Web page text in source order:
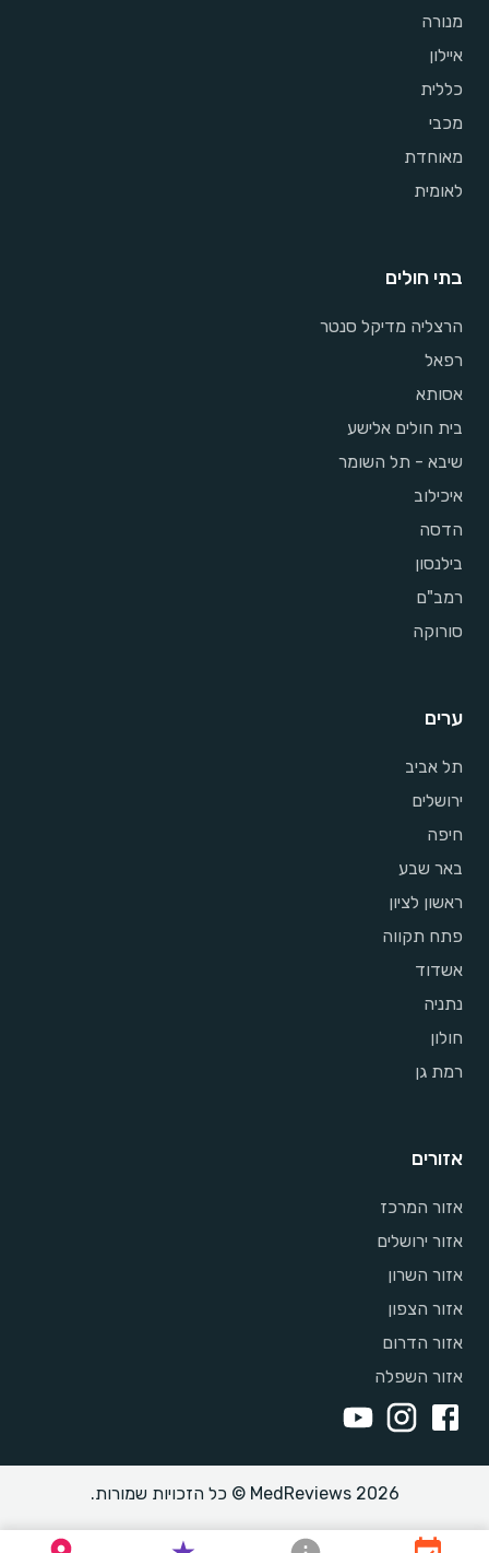
מנורה
איילון
כללית
מכבי
מאוחדת
לאומית
בתי חולים
הרצליה מדיקל סנטר
רפאל
אסותא
בית חולים אלישע
שיבא - תל השומר
איכילוב
הדסה
בילנסון
רמב"ם
סורוקה
ערים
תל אביב
ירושלים
חיפה
באר שבע
ראשון לציון
פתח תקווה
אשדוד
נתניה
חולון
רמת גן
אזורים
אזור המרכז
אזור ירושלים
אזור השרון
אזור הצפון
אזור הדרום
אזור השפלה
MedReviews 2026 © כל הזכויות שמורות.